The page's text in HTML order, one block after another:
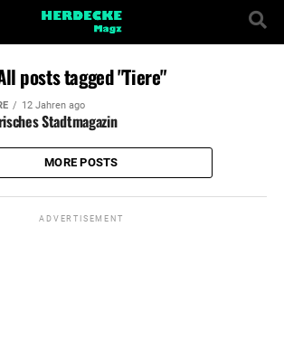
posts tagged "Tiere"
12 Jahren ago
Stadtmagazin
MORE POSTS
ADVERTISEMENT